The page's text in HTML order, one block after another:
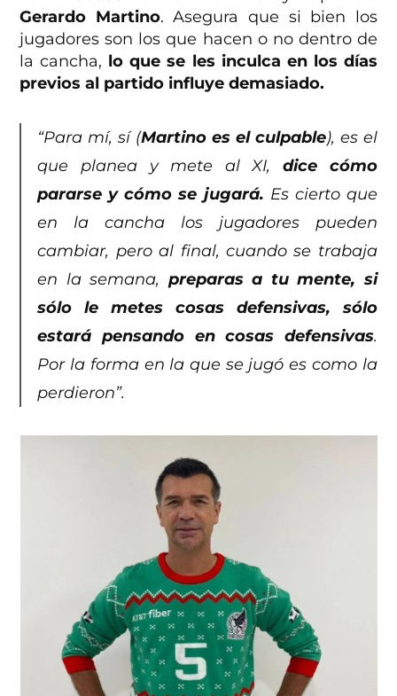
Gerardo Martino. Asegura que si bien los
jugadores son los que hacen o no dentro de
la cancha, lo que se les inculca en los días
previos al partido influye demasiado.
“Para mí, sí (Martino es el culpable), es el
que planea y mete al XI, dice cómo
pararse y cómo se jugará. Es cierto que
en la cancha los jugadores pueden
cambiar, pero al final, cuando se trabaja
en la semana, preparas a tu mente, si
sólo le metes cosas defensivas, sólo
estará pensando en cosas defensivas.
Por la forma en la que se jugó es como la
perdieron”.